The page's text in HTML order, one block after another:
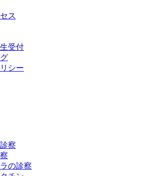
ス
受付
シー
察
の診察